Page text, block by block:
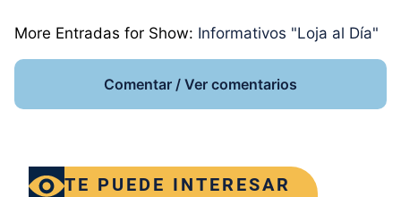
More Entradas for Show: Informativos "Loja al Día"
Comentar / Ver comentarios
TE PUEDE INTERESAR